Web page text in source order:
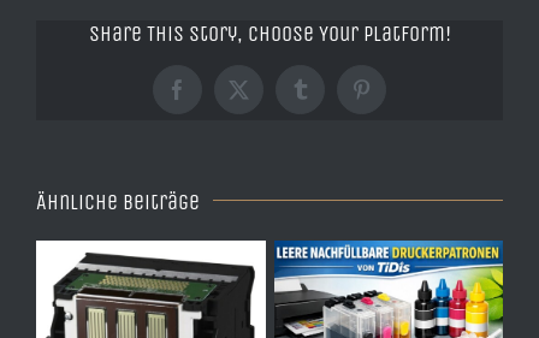
Share This Story, Choose Your Platform!
Facebook
X TumblrPinterest
Ähnliche Beiträge